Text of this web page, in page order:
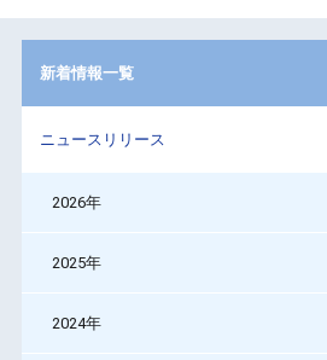
新着情報一覧
ニュースリリース
2026年
2025年
2024年